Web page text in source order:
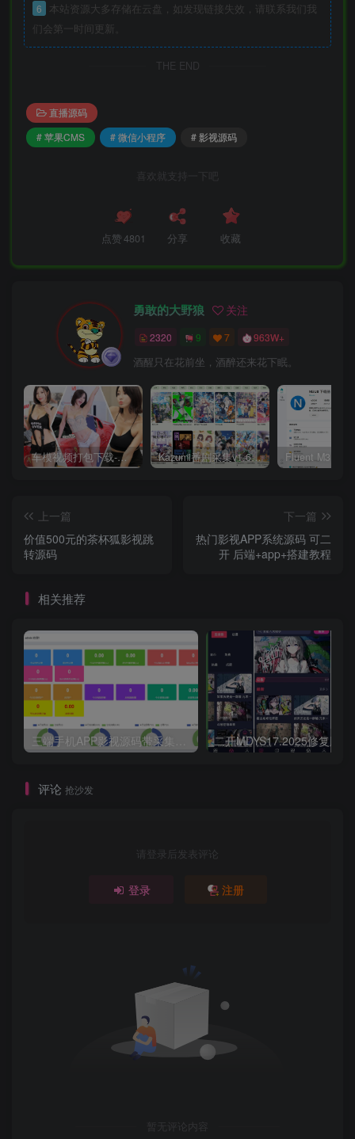
6
本站资源大多存储在云盘，如发现链接失效，请联系我们我
们会第一时间更新。
THE END
直播源码
# 苹果CMS
# 微信小程序 # 影视源码
喜欢就支持一下吧
点赞4801 分享 收藏
勇敢的大野狼 关注
2320 9 7 963W+
酒醒只在花前坐，酒醉还来花下眠。
车模视频打包下载-高清无水印版 Kazumi番剧采集v1.6.9：支持自定义规则+在线观看+弹幕，跨平台下载
上一篇
价值500元的茶杯狐影视跳
转源码
下一篇
热门影视APP系统源码 可二
开 后端+app+搭建教程
相关推荐
评论 抢沙发
请登录后发表评论
登录 注册
暂无评论内容